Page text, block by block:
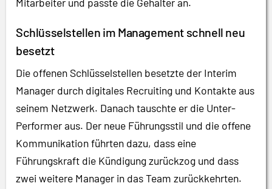
Schlüsselstellen im Management schnell neu
besetzt
Die offenen Schlüsselstellen besetzte der Interim
Manager durch digitales Recruiting und Kontakte aus
seinem Netzwerk. Danach tauschte er die Unter-
Performer aus. Der neue Führungsstil und die offene
Kommunikation führten dazu, dass eine
Führungskraft die Kündigung zurückzog und dass
zwei weitere Manager in das Team zurückkehrten.